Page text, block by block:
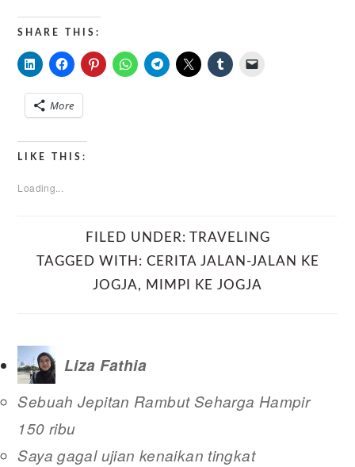
SHARE THIS:
More
LIKE THIS:
Loading...
FILED UNDER: TRAVELING
TAGGED WITH: CERITA JALAN-JALAN KE
JOGJA, MIMPI KE JOGJA
Liza Fathia
Sebuah Jepitan Rambut Seharga Hampir
150 ribu
Saya gagal ujian kenaikan tingkat